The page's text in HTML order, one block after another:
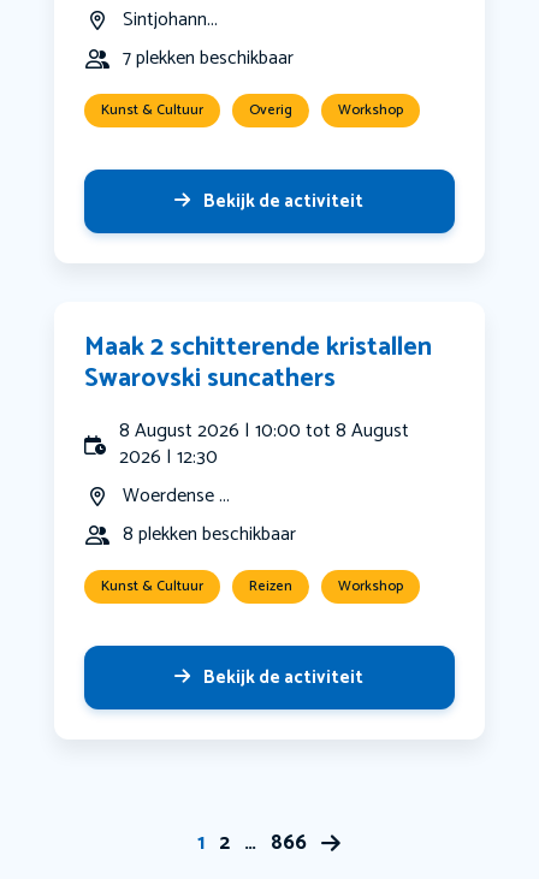
Sintjohann...
7 plekken beschikbaar
Kunst & Cultuur Overig Workshop
Bekijk de activiteit
Maak 2 schitterende kristallen
Swarovski suncathers
8 August 2026 | 10:00 tot 8 August
2026 | 12:30
Woerdense ...
8 plekken beschikbaar
Kunst & Cultuur Reizen Workshop
Bekijk de activiteit
1 2 … 866